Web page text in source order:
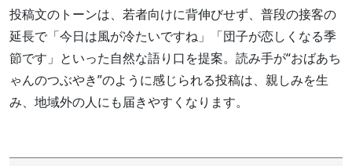
投稿文のトーンは、若者向けに背伸びせず、普段の接客の
延長で「今日は風が冷たいですね」「団子が恋しくなる季
節です」といった自然な語り口を提案。読み手が“おばあち
ゃんのつぶやき”のように感じられる投稿は、親しみを生
み、地域外の人にも届きやすくなります。